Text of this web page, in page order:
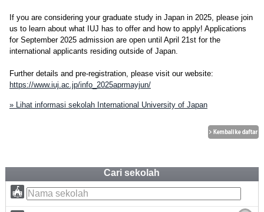
If you are considering your graduate study in Japan in 2025, please join
us to learn about what IUJ has to offer and how to apply! Applications
for September 2025 admission are open until April 21st for the
international applicants residing outside of Japan.
Further details and pre-registration, please visit our website:
https://www.iuj.ac.jp/info_2025aprmayjun/
» Lihat informasi sekolah International University of Japan
Cari sekolah